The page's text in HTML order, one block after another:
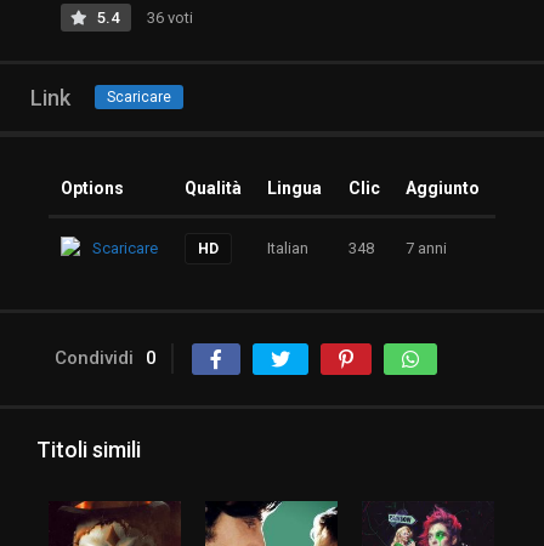
5.4 36 voti
Link Scaricare
Options Qualità Lingua Clic Aggiunto
Scaricare HD Italian 348 7 anni
Condividi 0
Titoli simili